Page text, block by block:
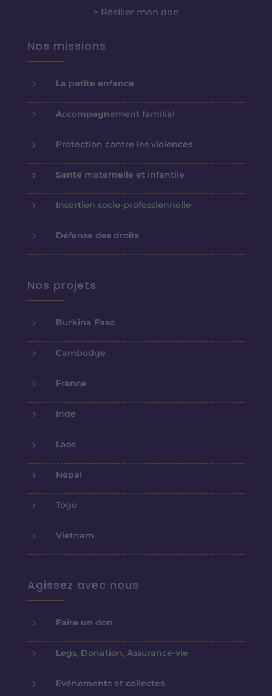
> Résilier mon don
Nos missions
5 La petite enfance
5 Accompagnement familial
5 Protection contre les violences
5 Santé maternelle et infantile
5 Insertion socio-professionnelle
5 Défense des droits
Nos projets
5 Burkina Faso
5 Cambodge
5 France
5 Inde
5 Laos
5 Népal
5 Togo
5 Vietnam
Agissez avec nous
5 Faire un don
5 Legs, Donation, Assurance-vie
5 Evénements et collectes